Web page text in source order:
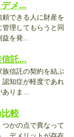
メ...
できる人に財産を
理してもらうと同
を発...
託...
信託の契約を結ぶ
認知症が軽度であれ
りま...
較
かの点で異なって